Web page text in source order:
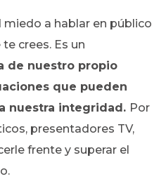
a hablar en público
crees. Es un
de nuestro propio
que pueden
nuestra integridad. Por
presentadores TV,
frente y superar el